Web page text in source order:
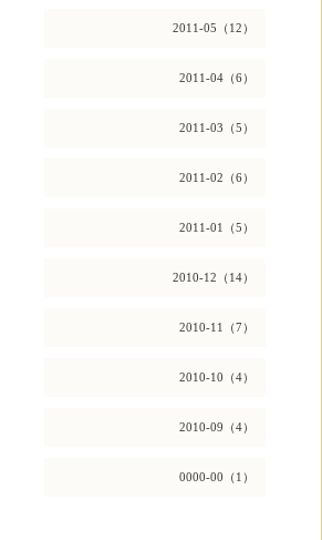
2011-05（12）
2011-04（6）
2011-03（5）
2011-02（6）
2011-01（5）
2010-12（14）
2010-11（7）
2010-10（4）
2010-09（4）
0000-00（1）